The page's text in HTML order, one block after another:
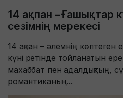
14 ақпан – Ғашықтар
сезімнің мерекесі
14 ақпан – әлемнің көптеген
күні ретінде тойланатын
махаббат пен адалдықтың,
романтиканың...